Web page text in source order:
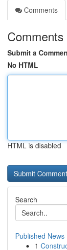
Comments
Comments
Submit a
No HTML
HTML is disabled
Search
Published News
1